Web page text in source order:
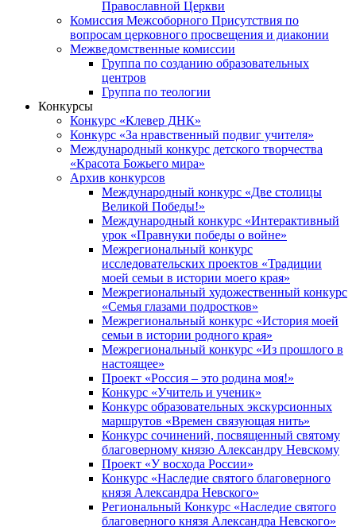
Православной Церкви
Комиссия Межсоборного Присутствия по
вопросам церковного просвещения и диаконии
Межведомственные комиссии
Группа по созданию образовательных
центров
Группа по теологии
Конкурсы
Конкурс «Клевер ДНК»
Конкурс «За нравственный подвиг учителя»
Международный конкурс детского творчества
«Красота Божьего мира»
Архив конкурсов
Международный конкурс «Две столицы
Великой Победы!»
Международный конкурс «Интерактивный
урок «Правнуки победы о войне»
Межрегиональный конкурс
исследовательских проектов «Традиции
моей семьи в истории моего края»
Межрегиональный художественный конкурс
«Семья глазами подростков»
Межрегиональный конкурс «История моей
семьи в истории родного края»
Межрегиональный конкурс «Из прошлого в
настоящее»
Проект «Россия – это родина моя!»
Конкурс «Учитель и ученик»
Конкурс образовательных экскурсионных
маршрутов «Времен связующая нить»
Конкурс сочинений, посвященный святому
благоверному князю Александру Невскому
Проект «У восхода России»
Конкурс «Наследие святого благоверного
князя Александра Невского»
Региональный Конкурс «Наследие святого
благоверного князя Александра Невского»